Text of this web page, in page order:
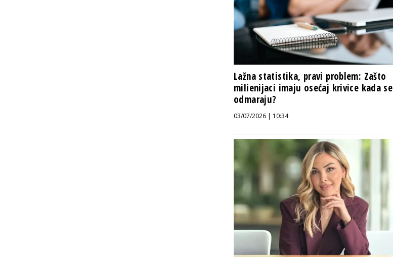
Lažna statistika, pravi problem: Zašto
milienijaci imaju osećaj krivice kada se
odmaraju?
03/07/2026 | 10:34